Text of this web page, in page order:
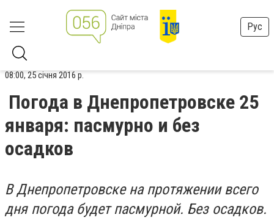
Рус
08:00, 25 січня 2016 р.
Погода в Днепропетровске 25
января: пасмурно и без
осадков
В Днепропетровске на протяжении всего
дня погода будет пасмурной. Без осадков.